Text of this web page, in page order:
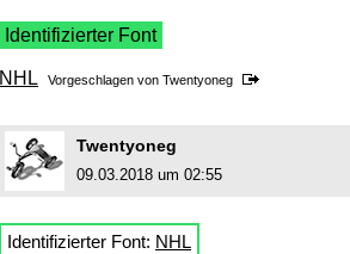
Identifizierter Font
NHL Vorgeschlagen von Twentyoneg
Twentyoneg
09.03.2018 um 02:55
Identifizierter Font: NHL